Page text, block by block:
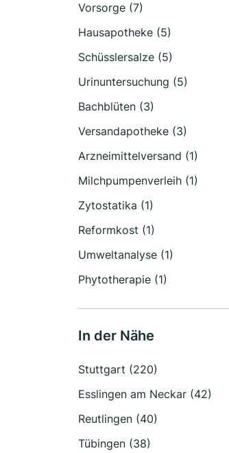
Vorsorge (7)
Hausapotheke (5)
Schüsslersalze (5)
Urinuntersuchung (5)
Bachblüten (3)
Versandapotheke (3)
Arzneimittelversand (1)
Milchpumpenverleih (1)
Zytostatika (1)
Reformkost (1)
Umweltanalyse (1)
Phytotherapie (1)
In der Nähe
Stuttgart (220)
Esslingen am Neckar (42)
Reutlingen (40)
Tübingen (38)